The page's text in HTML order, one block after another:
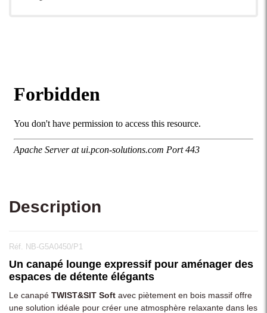
Description
Réf. NB-G5A0450/P1
Un canapé lounge expressif pour aménager des
espaces de détente élégants
Le canapé TWIST&SIT Soft avec piètement en bois massif offre
une solution idéale pour créer une atmosphère relaxante dans les